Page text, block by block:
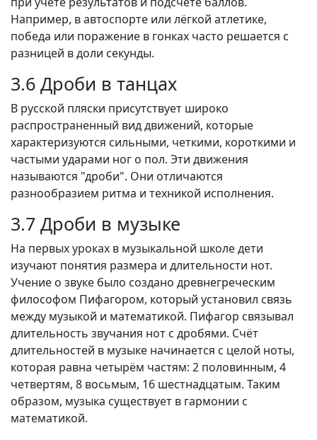
Например, в автоспорте или лёгкой атлетике,
победа или поражение в гонках часто решается с
разницей в доли секунды.
3.6 Дроби в танцах
В русской пляски присутствует широко
распространенный вид движений, которые
характеризуются сильными, четкими, короткими и
частыми ударами ног о пол. Эти движения
называются "дроби". Они отличаются
разнообразием ритма и техникой исполнения.
3.7 Дроби в музыке
На первых уроках в музыкальной школе дети
изучают понятия размера и длительности нот.
Учение о звуке было создано древнегреческим
философом Пифагором, который установил связь
между музыкой и математикой. Пифагор связывал
длительность звучания нот с дробями. Счёт
длительностей в музыке начинается с целой ноты,
которая равна четырём частям: 2 половинным, 4
четвертям, 8 восьмым, 16 шестнадцатым. Таким
образом, музыка существует в гармонии с
математикой.